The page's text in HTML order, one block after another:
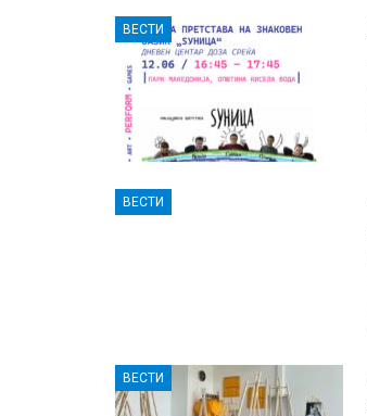
ВЕСТИ
ВЕСТИ
ВЕСТИ